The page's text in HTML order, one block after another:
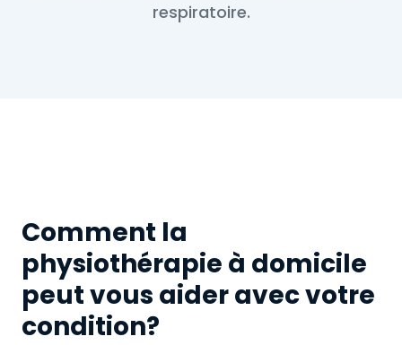
respiratoire.
Comment la
physiothérapie à domicile
peut vous aider avec votre
condition?